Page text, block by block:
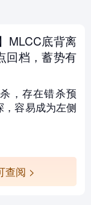
MLCC底背离
回档，蓄势有
，存在错杀预
，容易成为左侧
查阅 >